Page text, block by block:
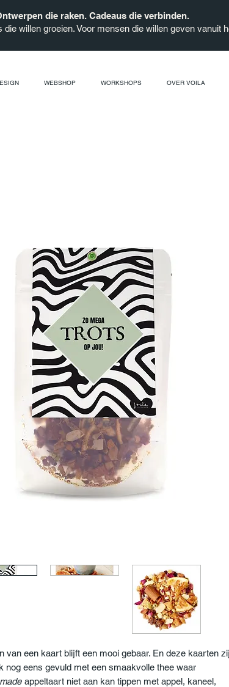
die raken. Cadeaus die verbinden.
die willen groeien. Voor mensen die willen geven vanuit
WEBSHOP WORKSHOPS OVER VOILA
van een kaart blijft een mooi gebaar. En deze kaarten
nog eens gevuld met een smaakvolle thee waar
appeltaart niet aan kan tippen met appel, kaneel,